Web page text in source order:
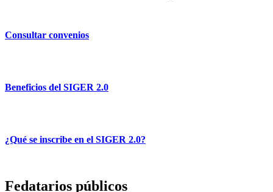
Consultar convenios
Beneficios del SIGER 2.0
¿Qué se inscribe en el SIGER 2.0?
Fedatarios públicos